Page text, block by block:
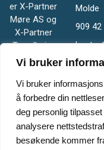
Vi bruker
Vi bruker
å forbedre din
deg personlig
analysere
besøkende kommer
er X-Partner
Møre AS og
X-Partner
Trondheim
AS.
Molde
909 42